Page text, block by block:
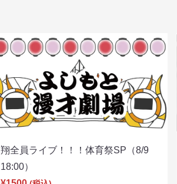
翔全員ライブ！！！体育祭SP（8/9
18:00）